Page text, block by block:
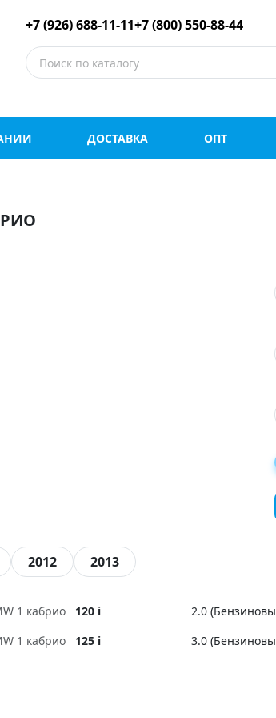
шины оптом
+7 (926) 688-11-11+7 (800) 550-88-44
ДОСТАВКА ОПТ
2012 2013
1 кабрио 120 i 2.0
1 кабрио 125 i 3.0